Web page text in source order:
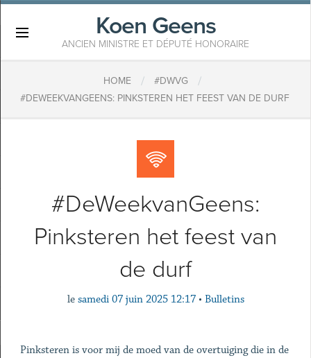
Koen Geens
ANCIEN MINISTRE ET DÉPUTÉ HONORAIRE
HOME / #DWVG /
#DEWEEKVANGEENS: PINKSTEREN HET FEEST VAN DE DURF
#DeWeekvanGeens:
Pinksteren het feest van
de durf
le samedi 07 juin 2025 12:17 • Bulletins
Pinksteren is voor mij de moed van de overtuiging die in de